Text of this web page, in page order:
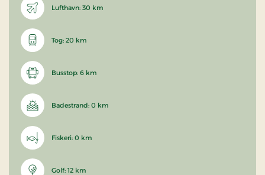
Lufthavn: 30 km
Tog: 20 km
Busstop: 6 km
Badestrand: 0 km
Fiskeri: 0 km
Golf: 12 km